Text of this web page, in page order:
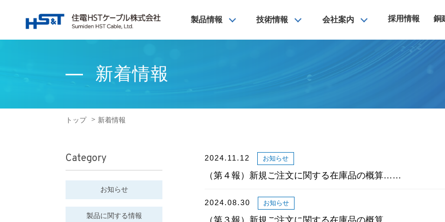
製品情報 技術情報 会社案内 採用情報 銅
新着情報
トップ 新着情報
2024.11.12 お知らせ
（第４報）新規ご注文に関する在庫品の概算……
2024.08.30 お知らせ
（第３報）新規ご注文に関する在庫品の概算……
Category
お知らせ
製品に関する情報